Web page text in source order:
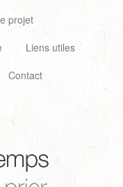
projet
Liens utiles
Contact